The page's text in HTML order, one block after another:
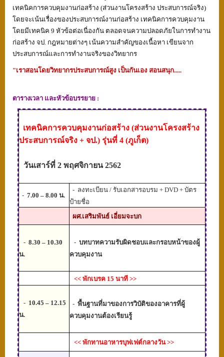
เทคนิคการควบคุมงานก่อสร้าง (ส่วนงานโครงสร้าง ประสบการณ์จริง)
โดยจะเน้นเรื่องของประสบการณ์งานก่อสร้าง เทคนิคการควบคุมงาน
โดยมีเทคนิค 9 หัวข้อต่อเนื่องกัน ตลอดจนความปลอดภัยในการทำงาน
ก่อสร้าง จป. กฎหมายต่างๆ เน้นความสำคัญของเนื้อหา เขียนจาก
ประสบการณ์และการทำงานจริงของวิทยากร
"เราสอนโดยวิทยากรประสบการณ์สูง เป็นกันเอง สอนสนุก.....
ตารางเวลา และหัวข้อบรรยาย :
เทคนิคการควบคุมงานก่อสร้าง (ส่วนงานโครงสร้าง
ประสบการณ์จริง + จป.) รุ่นที่ 4 (ภูเก็ต)
วันเสาร์ที่ 2 พฤศจิกายน 2562
- 7.00 – 8.00 น.
- ลงทะเบียน / รับเอกสารอบรม + DVD + บัตร
ป้ายชื่อ
ผศ.เสริมพันธ์ เอี่ยมจะบก
- 8.30 – 10.30
น.
- บทบาทความรับผิดชอบและกรอบหน้าของผู้
ควบคุมงาน
<< พักเบรค 15 นาที >>
- 10.45 – 12.15
น.
- พื้นฐานที่มาของการวิบัติของอาคารที่ผู้
ควบคุมงานต้องเรียนรู้
<< พักทานอาหารบุฟเฟต์กลางวัน>>